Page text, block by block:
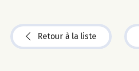
Retour à la liste